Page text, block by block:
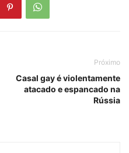
Próximo
Casal gay é violentamente
atacado e espancado na
Rússia